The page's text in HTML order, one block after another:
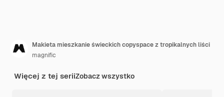
Makieta mieszkanie świeckich copyspace z tropikalnych liści
magnific
Więcej z tej seriiZobacz wszystko